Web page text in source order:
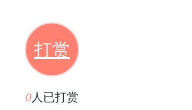
打赏
0人已打赏